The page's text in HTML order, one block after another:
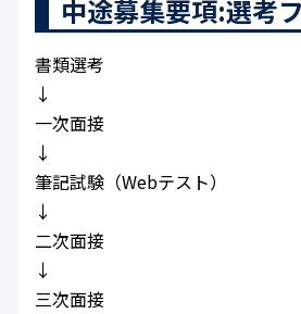
中途募集要項:選考
書類選考
↓
一次面接
↓
筆記試験（Webテスト）
↓
二次面接
↓
三次面接